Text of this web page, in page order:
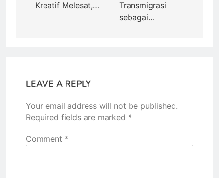
Kreatif Melesat,…
Transmigrasi
sebagai…
LEAVE A REPLY
Your email address will not be published.
Required fields are marked *
Comment *